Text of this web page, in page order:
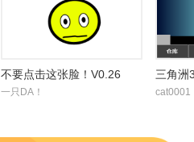
不要点击这张脸！V0.26
一只DA！
三角洲
cat0001